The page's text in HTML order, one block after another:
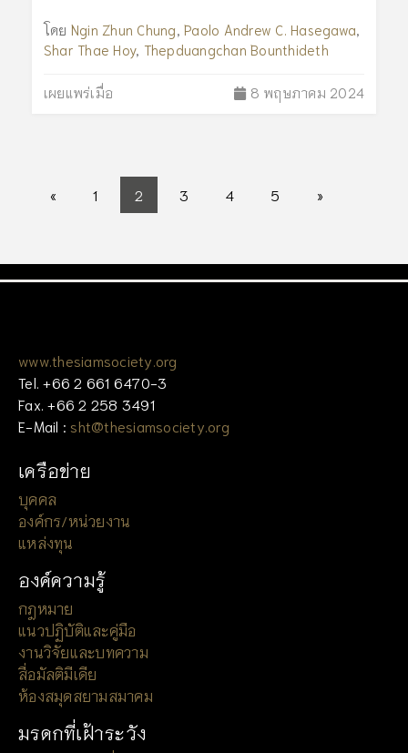
โดย Ngin Zhun Chung ,Paolo Andrew C. Hasegawa
Shar Thae Hoy, Thepduangchan Bounthideth
เผยแพร่เมื่อ 8 พฤษภาคม 2024
« 1 2 3 4 5 »
www.thesiamsociety.org
Tel. +66 2 661 6470-3
Fax. +66 2 258 3491
E-Mail : sht@thesiamsociety.org
เครือข่าย
บุคคล
องค์กร/หน่วยงาน
แหล่งทุน
องค์ความรู้
กฎหมาย
แนวปฏิบัติและคู่มือ
งานวิจัยและบทความ
สื่อมัลติมีเดีย
ห้องสมุดสยามสมาคม
มรดกที่เฝ้าระวัง